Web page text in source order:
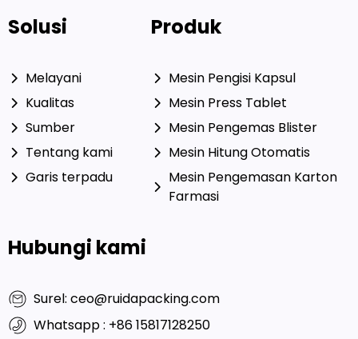
Solusi
Melayani
Tentang kami
Garis terpadu
Produk
Mesin Pengisi Kapsul
Mesin Pengemas Blister
Mesin Hitung Otomatis
Mesin Pengemasan Karton
Hubungi kami
Surel: ceo@ruidapacking.com